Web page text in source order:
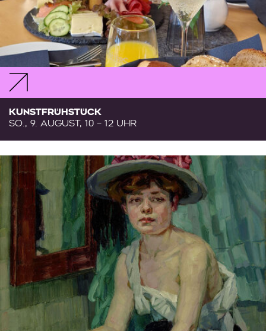
KUNSTFRÜHSTÜCK
SO., 9. AUGUST, 10 – 12 UHR